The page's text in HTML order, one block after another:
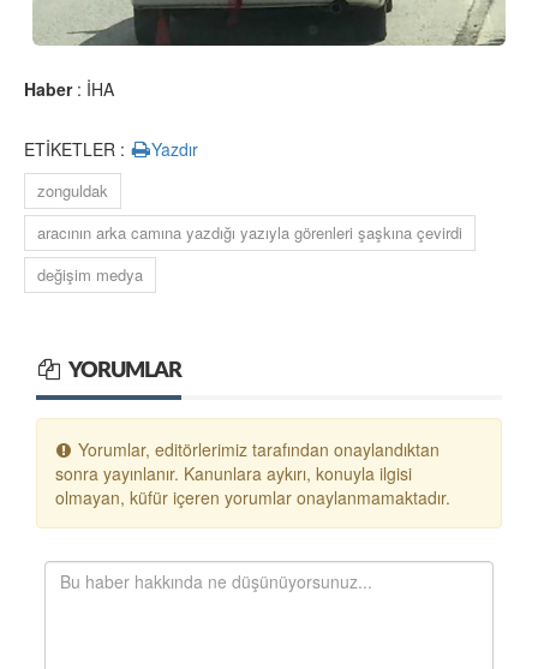
Haber: İHA
ETİKETLER : Yazdır
zonguldak
aracının arka camına yazdığı yazıyla görenleri şaşkına çevirdi
değişim medya
YORUMLAR
Yorumlar, editörlerimiz tarafından onaylandıktan
sonra yayınlanır. Kanunlara aykırı, konuyla ilgisi
olmayan, küfür içeren yorumlar onaylanmamaktadır.